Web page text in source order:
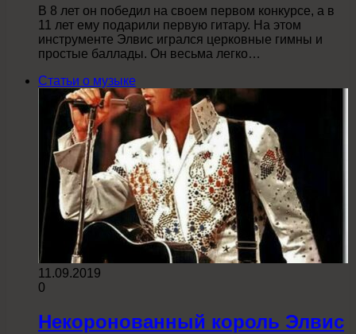
В 8 лет он победил на своем первом конкурсе, а в
11 лет ему подарили первую гитару. На этом
инструменте Элвис игрался церковные гимны и
простые баллады. Он весьма легко…
Статьи о музыке
11.09.2019
0
Некоронованный король Элвис